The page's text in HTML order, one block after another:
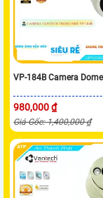
VP-184B Camera
980,000 ₫
Giá Gốc: 1,400,000 ₫